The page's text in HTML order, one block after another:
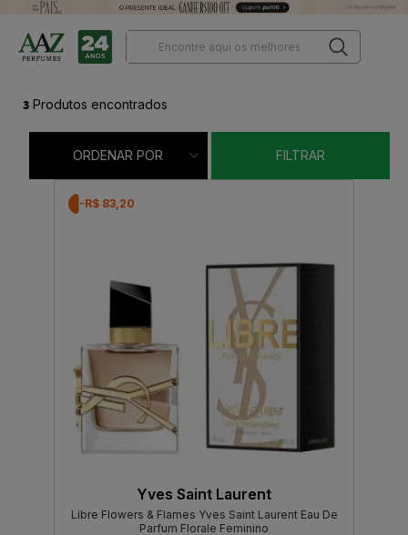
3 Produtos encontrados
ORDENAR POR FILTRAR
-R$ 83,20
Yves Saint Laurent
Libre Flowers & Flames Yves Saint Laurent Eau De
Parfum Florale Feminino